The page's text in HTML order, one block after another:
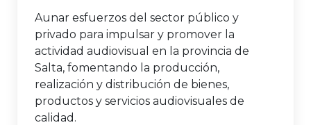
Aunar esfuerzos del sector público y
privado para impulsar y promover la
actividad audiovisual en la provincia de
Salta, fomentando la producción,
realización y distribución de bienes,
productos y servicios audiovisuales de
calidad.